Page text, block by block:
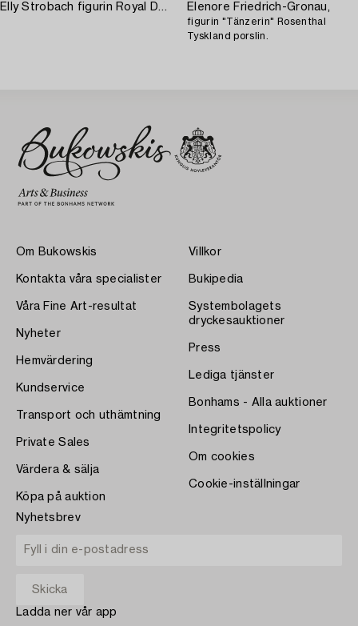
Elly Strobach figurin Royal Dux 1940-tal porslin. Elenore Friedrich-Gronau,
figurin "Tänzerin" Rosenthal
Tyskland porslin.
Om Bukowskis
Kontakta våra specialister
Våra Fine Art-resultat
Nyheter
Hemvärdering
Kundservice
Transport och uthämtning
Private Sales
Värdera & sälja
Köpa på auktion
Villkor
Bukipedia
Systembolagets
dryckesauktioner
Press
Lediga tjänster
Bonhams - Alla auktioner
Integritetspolicy
Om cookies
Cookie-inställningar
Nyhetsbrev
Ladda ner vår app